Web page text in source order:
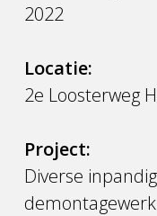
2022
Locatie:
2e Loosterweg
Project:
Diverse